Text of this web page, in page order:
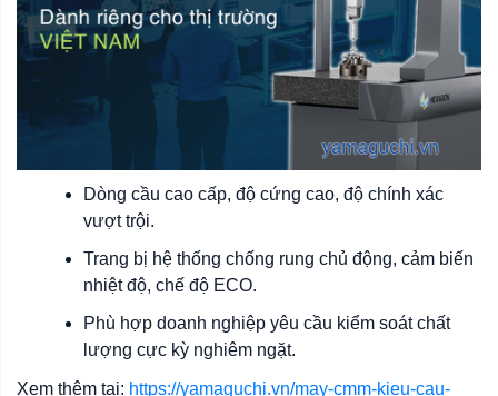
Dòng cầu cao cấp, độ cứng cao, độ chính xác
vượt trội.
Trang bị hệ thống chống rung chủ động, cảm biến
nhiệt độ, chế độ ECO.
Phù hợp doanh nghiệp yêu cầu kiểm soát chất
lượng cực kỳ nghiêm ngặt.
Xem thêm tại: https://yamaguchi.vn/may-cmm-kieu-cau-